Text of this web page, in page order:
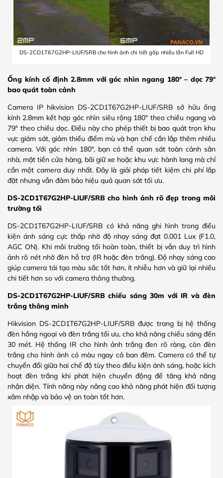
DS-2CD1T67G2HP-LIUF/SRB cho hình ảnh chi tiết gấp nhiều lần Full HD
Ống kính cố định 2.8mm với góc nhìn ngang 180° – dọc 79°
bao quát toàn cảnh
Camera IP hikvision DS-2CD1T67G2HP-LIUF/SRB sở hữu ống
kính 2.8mm kết hợp góc nhìn siêu rộng 180° theo chiều ngang và
79° theo chiều dọc. Điều này cho phép thiết bị bao quát trọn khu
vực giám sát, giảm thiểu điểm mù và hạn chế cần lắp thêm nhiều
camera. Với góc nhìn 180°, bạn có thể quan sát toàn cảnh sân
nhà, mặt tiền cửa hàng, bãi giữ xe hoặc khu vực hành lang mà chỉ
cần một camera duy nhất. Đây là giải pháp tiết kiệm chi phí lắp
đặt nhưng vẫn đảm bảo hiệu quả quan sát tối ưu.
DS-2CD1T67G2HP-LIUF/SRB cho hình ảnh rõ đẹp trong môi
trường tối
DS-2CD1T67G2HP-LIUF/SRB có khả năng ghi hình trong điều
kiện ánh sáng cực thấp nhờ độ nhạy sáng đạt 0.001 Lux (F1.0,
AGC ON). Khi môi trường tối hoàn toàn, thiết bị vẫn duy trì hình
ảnh rõ nét nhờ đèn hỗ trợ (IR hoặc đèn trắng). Độ nhạy sáng cao
giúp camera tái tạo màu sắc tốt hơn, ít nhiễu hơn và giữ lại nhiều
chi tiết hơn so với camera thông thường.
DS-2CD1T67G2HP-LIUF/SRB chiếu sáng 30m với IR và đèn
trắng thông minh
Hikvision DS-2CD1T67G2HP-LIUF/SRB được trang bị hệ thống
đèn hồng ngoại và đèn trắng tối ưu, cho khả năng chiếu sáng đến
30 mét. Hệ thống IR cho hình ảnh trắng đen rõ ràng, còn đèn
trắng cho hình ảnh có màu ngay cả ban đêm. Camera có thể tự
chuyển đổi giữa hai chế độ tùy theo điều kiện ánh sáng, hoặc kích
hoạt đèn trắng khi phát hiện chuyển động để tăng khả năng
nhận diện. Tính năng này nâng cao khả năng phát hiện đối tượng
xâm nhập và bảo vệ an toàn tốt hơn.